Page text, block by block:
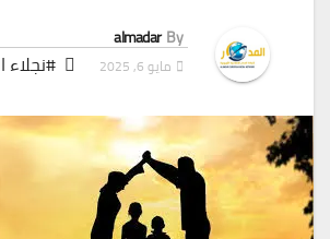
By
almadar
مايو 6, 2025 #نجلاء